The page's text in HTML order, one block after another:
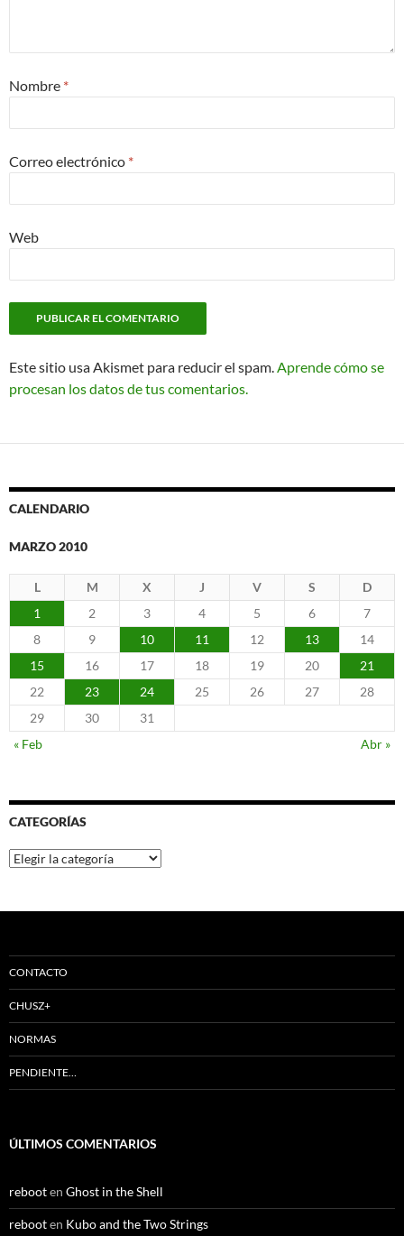
Nombre *
Correo electrónico *
Web
Este sitio usa Akismet para reducir el spam.Aprende cómo se
procesan los datos de tus comentarios.
CALENDARIO
MARZO 2010
L M X J V S
D
1
2 3 4 5 6
7
8
9 10 11 12 13
14
15
16 17 18 19 20
21
22
23 24 25 26 27
28
29
30
31
« Feb
Abr »
CATEGORÍAS
Categorías
CONTACTO
CHUSZ+
NORMAS
PENDIENTE…
ÚLTIMOS COMENTARIOS
rebooten Ghost in the Shell
rebooten Kubo and the Two Strings